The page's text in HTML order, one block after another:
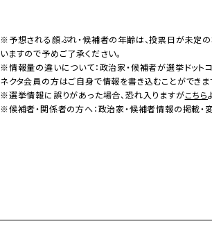
※予想される顔ぶれ・候補者の年齢は、投票日が未定
いますので予めご了承ください。
※情報量の違いについて：政治家・候補者が選挙ドット
ネクタ会員の方はご自身で情報を書き込むことができ
※選挙情報に誤りがあった場合、恐れ入りますがこちら
※候補者・関係者の方へ：政治家・候補者情報の掲載・